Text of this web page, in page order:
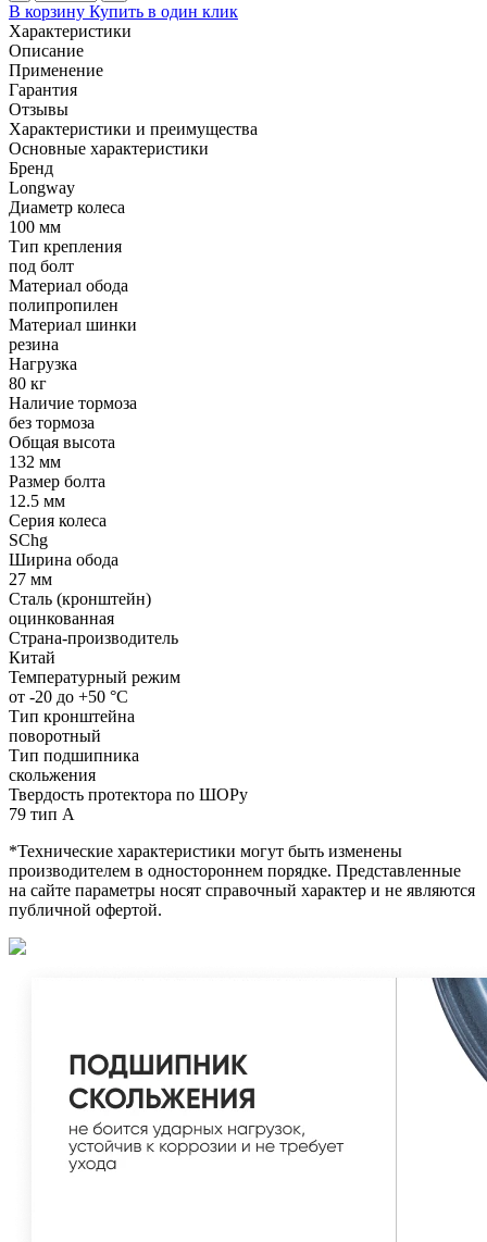
В корзину Купить в один клик
Характеристики
Описание
Применение
Гарантия
Отзывы
Характеристики и преимущества
Основные характеристики
Бренд
Longway
Диаметр колеса
100 мм
Тип крепления
под болт
Материал обода
полипропилен
Материал шинки
резина
Нагрузка
80 кг
Наличие тормоза
без тормоза
Общая высота
132 мм
Размер болта
12.5 мм
Серия колеса
SChg
Ширина обода
27 мм
Сталь (кронштейн)
оцинкованная
Страна-производитель
Китай
Температурный режим
от -20 до +50 °С
Тип кронштейна
поворотный
Тип подшипника
скольжения
Твердость протектора по ШОРу
79 тип А
*Технические характеристики могут быть изменены
производителем в одностороннем порядке. Представленные
на сайте параметры носят справочный характер и не являются
публичной офертой.